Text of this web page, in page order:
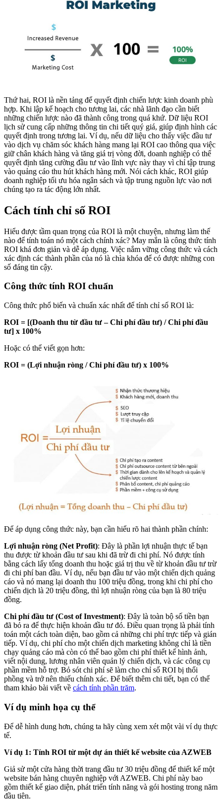
Thứ hai, ROI là nền tảng để quyết định chiến lược kinh doanh phù
hợp. Khi lập kế hoạch cho tương lai, các nhà lãnh đạo cần biết
những chiến lược nào đã thành công trong quá khứ. Dữ liệu ROI
lịch sử cung cấp những thông tin chi tiết quý giá, giúp định hình các
quyết định trong tương lai. Ví dụ, nếu dữ liệu cho thấy việc đầu tư
vào dịch vụ chăm sóc khách hàng mang lại ROI cao thông qua việc
giữ chân khách hàng và tăng giá trị vòng đời, doanh nghiệp có thể
quyết định tăng cường đầu tư vào lĩnh vực này thay vì chỉ tập trung
vào quảng cáo thu hút khách hàng mới. Nói cách khác, ROI giúp
doanh nghiệp tối ưu hóa ngân sách và tập trung nguồn lực vào nơi
chúng tạo ra tác động lớn nhất.
Cách tính chỉ số ROI
Hiểu được tầm quan trọng của ROI là một chuyện, nhưng làm thế
nào để tính toán nó một cách chính xác? May mắn là công thức tính
ROI khá đơn giản và dễ áp dụng. Việc nắm vững công thức và cách
xác định các thành phần của nó là chìa khóa để có được những con
số đáng tin cậy.
Công thức tính ROI chuẩn
Công thức phổ biến và chuẩn xác nhất để tính chỉ số ROI là:
ROI = [(Doanh thu từ đầu tư – Chi phí đầu tư) / Chi phí đầu
tư] x 100%
Hoặc có thể viết gọn hơn:
ROI = (Lợi nhuận ròng / Chi phí đầu tư) x 100%
Để áp dụng công thức này, bạn cần hiểu rõ hai thành phần chính:
Lợi nhuận ròng (Net Profit): Đây là phần lợi nhuận thực tế bạn
thu được từ khoản đầu tư sau khi đã trừ đi chi phí. Nó được tính
bằng cách lấy tổng doanh thu hoặc giá trị thu về từ khoản đầu tư trừ
đi chi phí ban đầu. Ví dụ, nếu bạn đầu tư vào một chiến dịch quảng
cáo và nó mang lại doanh thu 100 triệu đồng, trong khi chi phí cho
chiến dịch là 20 triệu đồng, thì lợi nhuận ròng của bạn là 80 triệu
đồng.
Chi phí đầu tư (Cost of Investment): Đây là toàn bộ số tiền bạn
đã bỏ ra để thực hiện khoản đầu tư đó. Điều quan trọng là phải tính
toán một cách toàn diện, bao gồm cả những chi phí trực tiếp và gián
tiếp. Ví dụ, chi phí cho một chiến dịch marketing không chỉ là tiền
chạy quảng cáo mà còn có thể bao gồm chi phí thiết kế hình ảnh,
viết nội dung, lương nhân viên quản lý chiến dịch, và các công cụ
phần mềm hỗ trợ. Bỏ sót chi phí sẽ làm cho chỉ số ROI bị thổi
phồng và trở nên thiếu chính xác. Để biết thêm chi tiết, bạn có thể
tham khảo bài viết về cách tính phần trăm.
Ví dụ minh họa cụ thể
Để dễ hình dung hơn, chúng ta hãy cùng xem xét một vài ví dụ thực
tế.
Ví dụ 1: Tính ROI từ một dự án thiết kế website của AZWEB
Giả sử một cửa hàng thời trang đầu tư 30 triệu đồng để thiết kế một
website bán hàng chuyên nghiệp với AZWEB. Chi phí này bao
gồm thiết kế giao diện, phát triển tính năng và gói hosting trong năm
đầu tiên.